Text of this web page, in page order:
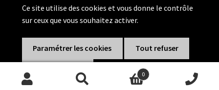
© GoTechnique 2026
Recherche
Recherche
0
Ce site utilise des cookies et vous donne le contrôle
sur ceux que vous souhaitez activer.
Paramétrer les cookies Tout refuser
Tout accepter